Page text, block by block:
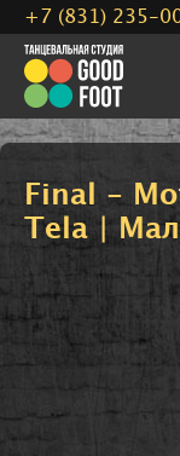
Final -
Tela |
+7 (831) 235-